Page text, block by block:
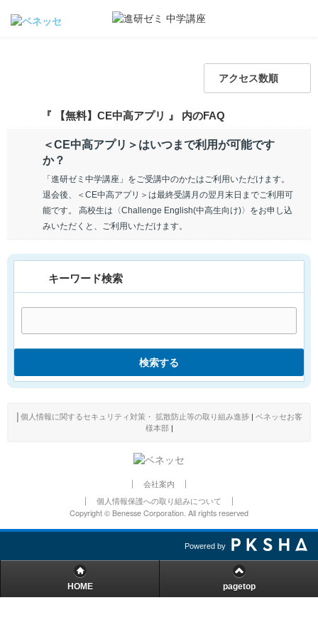
アクセス数順
『 【無料】CE中高アプリ 』 内のFAQ
＜CE中高アプリ＞はいつまで利用が可能です
か？
「進研ゼミ中学講座」をご受講中のかたはご利用いただけます。
退会後、＜CE中高アプリ＞は最終受講月の翌月末日までご利用可
能です。 高校生は〈Challenge English(中高生向け)〉をお申し込
みいただくと、ご利用いただけます。
キーワード検索
検索する
個人情報に関するセキュリティ対策・ 拡散防止等の取り組み進捗
ベネッセお客
様本部|
会社案内
個人情報保護への取り組みについて
Copyright © Benesse Corporation. All rights reserved
Powered by
HOME pagetop